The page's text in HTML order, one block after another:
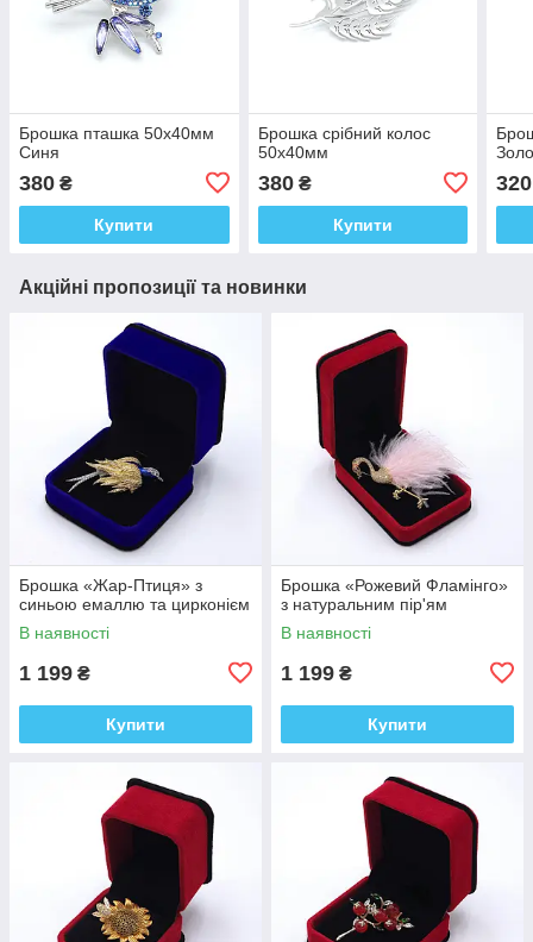
Брошка пташка 50х40мм
Синя
380 ₴
Купити
Брошка срібний колос
50х40мм
380₴
Купити
320
Акційні пропозиції та новинки
Брошка «Жар-Птиця» з
синьою емаллю та цирконієм
В наявності
1 199 ₴
Купити
Брошка «Рожевий Фламінго»
з натуральним пір'ям
В наявності
1 199 ₴
Купити